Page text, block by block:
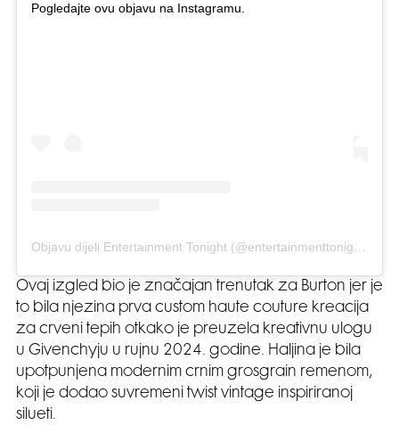
Pogledajte ovu objavu na Instagramu.
Ovaj izgled bio je značajan trenutak za Burton jer je
to bila njezina prva custom haute couture kreacija
za crveni tepih otkako je preuzela kreativnu ulogu
u Givenchyju u rujnu 2024. godine. Haljina je bila
upotpunjena modernim crnim grosgrain remenom,
koji je dodao suvremeni twist vintage inspiriranoj
silueti.